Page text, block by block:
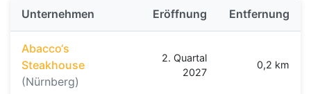
Unternehmen
Eröffnung Entfernung
Abacco‘s
Steakhouse
(Nürnberg)
2. Quartal
2027
0,2 km